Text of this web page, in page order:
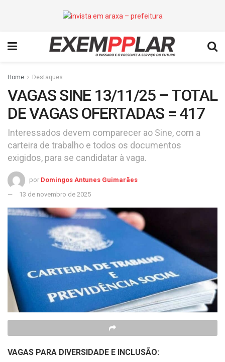
Home Destaques
VAGAS SINE 13/11/25 – TOTAL
DE VAGAS OFERTADAS = 417
Interessados devem comparecer ao Sine, com a
carteira de trabalho e todos os documentos
exigidos, para se candidatar à vaga.
por Domingos Antunes Guimarães
13 de novembro de 2025
VAGAS PARA DIVERSIDADE E INCLUSÃO: